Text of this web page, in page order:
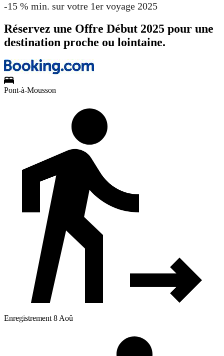
-15 % min. sur votre 1er voyage 2025
Réservez une Offre Début 2025 pour une
destination proche ou lointaine.
Pont-à-Mousson
Enregistrement 8 Aoû